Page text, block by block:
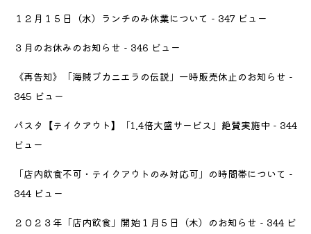
１２月１５日（水）ランチのみ休業について - 347 ビュー
３月のお休みのお知らせ - 346 ビュー
《再告知》「海賊ブカニエラの伝説」一時販売休止のお知らせ -
345 ビュー
パスタ【テイクアウト】「1.4倍大盛サービス」絶賛実施中 - 344
ビュー
「店内飲食不可・テイクアウトのみ対応可」の時間帯について -
344 ビュー
２０２３年「店内飲食」開始１月５日（木）のお知らせ - 344 ビ